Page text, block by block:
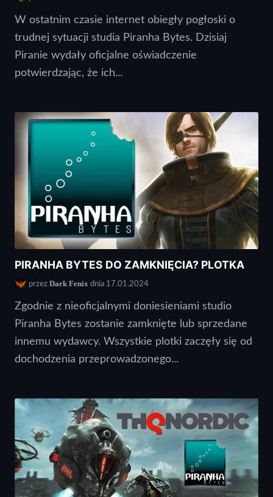
W ostatnim czasie internet obiegły pogłoski o
trudnej sytuacji studia Piranha Bytes. Dzisiaj
Piranie wydały oficjalne oświadczenie
potwierdzając, że ich...
PIRANHA BYTES DO ZAMKNIĘCIA? PLOTKA
przez Dark Fenix dnia 17.01.2024
Zgodnie z nieoficjalnymi doniesieniami studio
Piranha Bytes zostanie zamknięte lub sprzedane
innemu wydawcy. Wszystkie plotki zaczęły się od
dochodzenia przeprowadzonego...